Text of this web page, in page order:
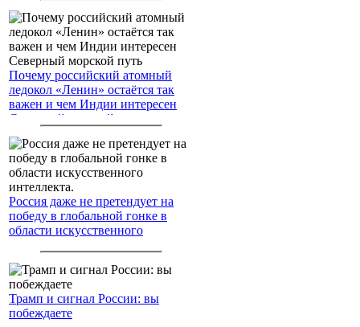
Почему российский атомный
ледокол «Ленин» остаётся так
важен и чем Индии интересен
Северный морской путь
Россия даже не претендует на
победу в глобальной гонке в
области искусственного
Трамп и сигнал России: вы
побеждаете